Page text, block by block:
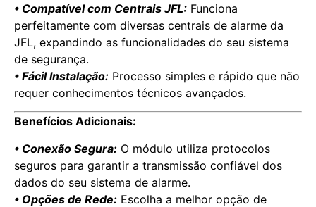
• Compatível com Centrais JFL: Funciona
perfeitamente com diversas centrais de alarme da
JFL, expandindo as funcionalidades do seu sistema
de segurança.
• Fácil Instalação: Processo simples e rápido que não
requer conhecimentos técnicos avançados.
Benefícios Adicionais:
• Conexão Segura: O módulo utiliza protocolos
seguros para garantir a transmissão confiável dos
dados do seu sistema de alarme.
• Opções de Rede: Escolha a melhor opção de